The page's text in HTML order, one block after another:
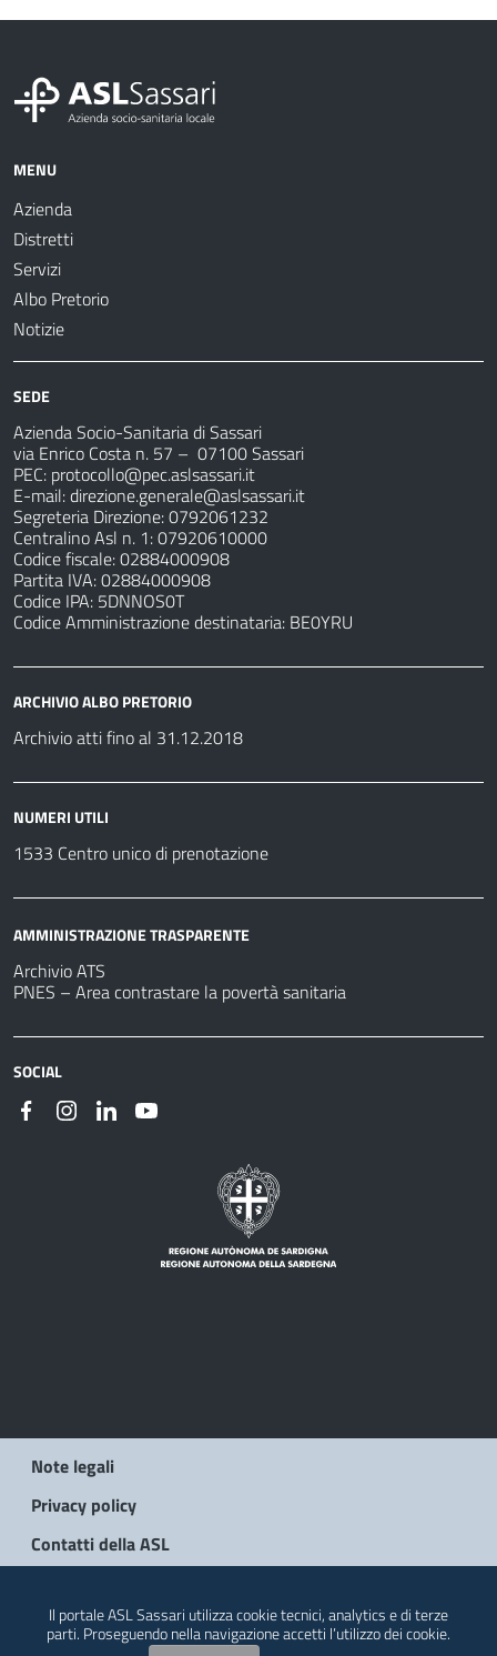
MENU
Azienda
Distretti
Servizi
Albo Pretorio
Notizie
SEDE
Azienda Socio-Sanitaria di Sassari
via Enrico Costa n. 57 – 07100 Sassari
PEC: protocollo@pec.aslsassari.it
E-mail:direzione.generale@aslsassari.it
Segreteria Direzione: 0792061232
Centralino Asl n. 1: 07920610000
Codice fiscale: 02884000908
Partita IVA: 02884000908
Codice IPA: 5DNNOS0T
Codice Amministrazione destinataria: BE0YRU
ARCHIVIO ALBO PRETORIO
Archivio atti fino al 31.12.2018
NUMERI UTILI
1533 Centro unico di prenotazione
AMMINISTRAZIONE TRASPARENTE
Archivio ATS
PNES – Area contrastare la povertà sanitaria
SOCIAL
Note legali
Privacy policy
Contatti della ASL
Il portale ASL Sassari utilizza cookie tecnici, analytics e di terze
parti. Proseguendo nella navigazione accetti l’utilizzo dei cookie.